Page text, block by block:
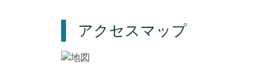
アクセスマップ